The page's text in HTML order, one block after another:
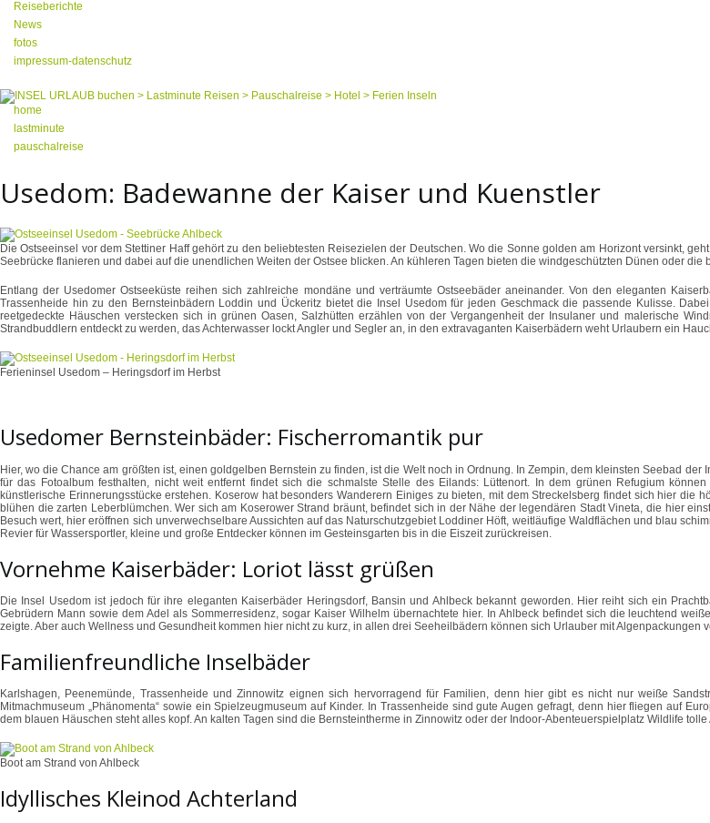
Reiseberichte
News
fotos
impressum-datenschutz
home
lastminute
pauschalreise
Usedom: Badewanne der Kaiser und Kuenstler
Die Ostseeinsel vor dem Stettiner Haff gehört zu den beliebtesten Reisezielen der Deutschen. Wo die Sonne golden am Horizont versinkt,
Seebrücke flanieren und dabei auf die unendlichen Weiten der Ostsee blicken. An kühleren Tagen bieten die windgeschützten Dünen oder
Entlang der Usedomer Ostseeküste reihen sich zahlreiche mondäne und verträumte Ostseebäder aneinander. Von den eleganten
Trassenheide hin zu den Bernsteinbädern Loddin und Ückeritz bietet die Insel Usedom für jeden Geschmack die passende Kulisse.
reetgedeckte Häuschen verstecken sich in grünen Oasen, Salzhütten erzählen von der Vergangenheit der Insulaner und malerische
Strandbuddlern entdeckt zu werden, das Achterwasser lockt Angler und Segler an, in den extravaganten Kaiserbädern weht Urlaubern ein
Ferieninsel Usedom – Heringsdorf im Herbst
Usedomer Bernsteinbäder: Fischerromantik pur
Hier, wo die Chance am größten ist, einen goldgelben Bernstein zu finden, ist die Welt noch in Ordnung. In Zempin, dem kleinsten Seebad
für das Fotoalbum festhalten, nicht weit entfernt findet sich die schmalste Stelle des Eilands: Lüttenort. In dem grünen Refugium
künstlerische Erinnerungsstücke erstehen. Koserow hat besonders Wanderern Einiges zu bieten, mit dem Streckelsberg findet sich hier
blühen die zarten Leberblümchen. Wer sich am Koserower Strand bräunt, befindet sich in der Nähe der legendären Stadt Vineta, die hier
Besuch wert, hier eröffnen sich unverwechselbare Aussichten auf das Naturschutzgebiet Loddiner Höft, weitläufige Waldflächen und blau
Revier für Wassersportler, kleine und große Entdecker können im Gesteinsgarten bis in die Eiszeit zurückreisen.
Vornehme Kaiserbäder: Loriot lässt grüßen
Die Insel Usedom ist jedoch für ihre eleganten Kaiserbäder Heringsdorf, Bansin und Ahlbeck bekannt geworden. Hier reiht sich ein
Gebrüdern Mann sowie dem Adel als Sommerresidenz, sogar Kaiser Wilhelm übernachtete hier. In Ahlbeck befindet sich die leuchtend
zeigte. Aber auch Wellness und Gesundheit kommen hier nicht zu kurz, in allen drei Seeheilbädern können sich Urlauber mit
Familienfreundliche Inselbäder
Karlshagen, Peenemünde, Trassenheide und Zinnowitz eignen sich hervorragend für Familien, denn hier gibt es nicht nur weiße
Mitmachmuseum „Phänomenta“ sowie ein Spielzeugmuseum auf Kinder. In Trassenheide sind gute Augen gefragt, denn hier fliegen auf
dem blauen Häuschen steht alles kopf. An kalten Tagen sind die Bernsteintherme in Zinnowitz oder der Indoor-Abenteuerspielplatz Wildlife
Boot am Strand von Ahlbeck
Idyllisches Kleinod Achterland